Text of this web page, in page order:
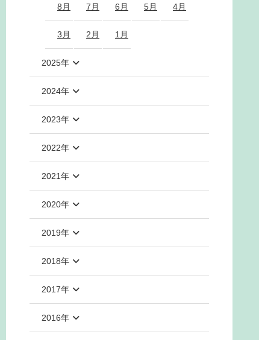
8月 7月 6月 5月 4月
3月 2月 1月
2025年
2024年
2023年
2022年
2021年
2020年
2019年
2018年
2017年
2016年